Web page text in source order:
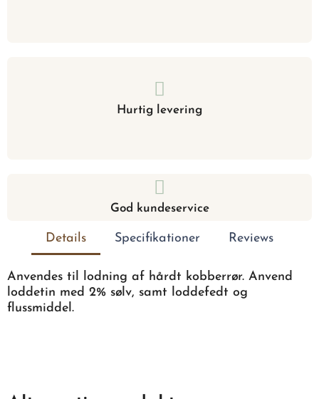
Hurtig levering
God kundeservice
Details Specifikationer Reviews
Anvendes til lodning af hårdt kobberrør. Anvend
loddetin med 2% sølv, samt loddefedt og
flussmiddel.